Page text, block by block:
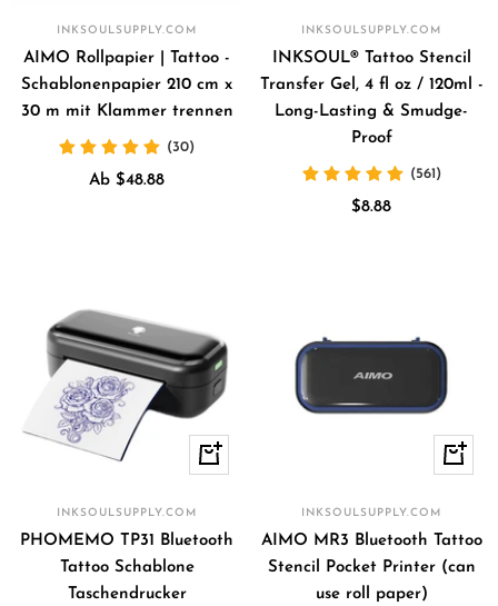
INKSOULSUPPLY.COM
AIMO Rollpapier | Tattoo -
Schablonenpapier 210 cm x
30 m mit Klammer trennen
(30)
Angebotspreis
Ab $48.88
INKSOULSUPPLY.COM
INKSOUL® Tattoo Stencil
Transfer Gel, 4 fl oz / 120ml -
Long-Lasting & Smudge-
Proof
(561)
Angebotspreis
$8.88
Schnellansicht
INKSOULSUPPLY.COM
PHOMEMO TP31 Bluetooth
Tattoo Schablone
Taschendrucker
INKSOULSUPPLY.COM
AIMO MR3 Bluetooth Tattoo
Stencil Pocket Printer (can
use roll paper)